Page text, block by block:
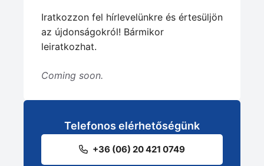
Iratkozzon fel hírlevelünkre és értesüljön
az újdonságokról! Bármikor
leiratkozhat.
Coming soon.
Telefonos elérhetőségünk
+36 (06) 20 421 0749